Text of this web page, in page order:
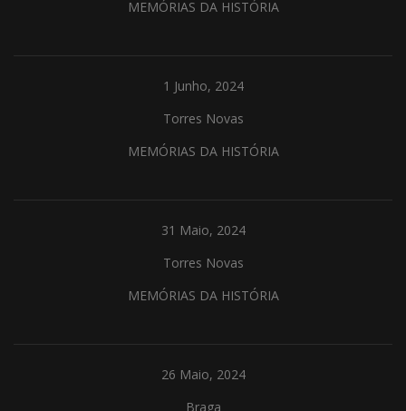
MEMÓRIAS DA HISTÓRIA
1 Junho, 2024
Torres Novas
MEMÓRIAS DA HISTÓRIA
31 Maio, 2024
Torres Novas
MEMÓRIAS DA HISTÓRIA
26 Maio, 2024
Braga